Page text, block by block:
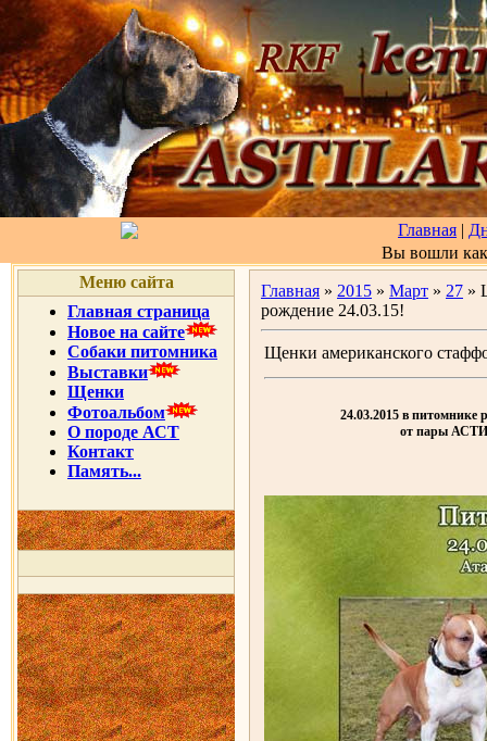
Главная |
Вы вошли
Меню сайта
Главная страница
Новое на сайте
Собаки питомника
Выставки
Щенки
Фотоальбом
О породе АСТ
Контакт
Память...
Главная » 2015 » Март » 27 »
рождение 24.03.15!
Щенки американского
24.03.2015 в питомнике
от пары